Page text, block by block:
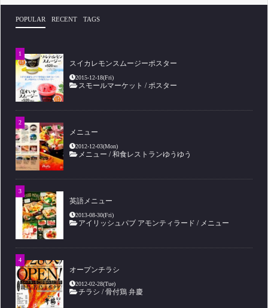
POPULAR RECENT TAGS
スイカレモンスムージーポスター
2015-12-18(Fri)
スモールマーケット /ポスター
メニュー
2012-12-03(Mon)
メニュー /和食レストランゆうゆう
英語メニュー
2013-08-30(Fri)
アイリッシュパブ アモンティラード / メニュー
オープンチラシ
2012-02-28(Tue)
チラシ /骨付鶏 弁慶